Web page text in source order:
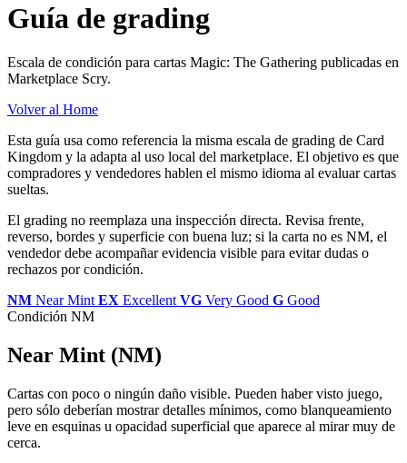
Guía de grading
Escala de condición para cartas Magic: The Gathering publicadas en
Marketplace Scry.
Volver al Home
Esta guía usa como referencia la misma escala de grading de Card
Kingdom y la adapta al uso local del marketplace. El objetivo es que
compradores y vendedores hablen el mismo idioma al evaluar cartas
sueltas.
El grading no reemplaza una inspección directa. Revisa frente,
reverso, bordes y superficie con buena luz; si la carta no es NM, el
vendedor debe acompañar evidencia visible para evitar dudas o
rechazos por condición.
NM Near Mint EX Excellent VG Very Good G Good
Condición NM
Near Mint (NM)
Cartas con poco o ningún daño visible. Pueden haber visto juego,
pero sólo deberían mostrar detalles mínimos, como blanqueamiento
leve en esquinas u opacidad superficial que aparece al mirar muy de
cerca.